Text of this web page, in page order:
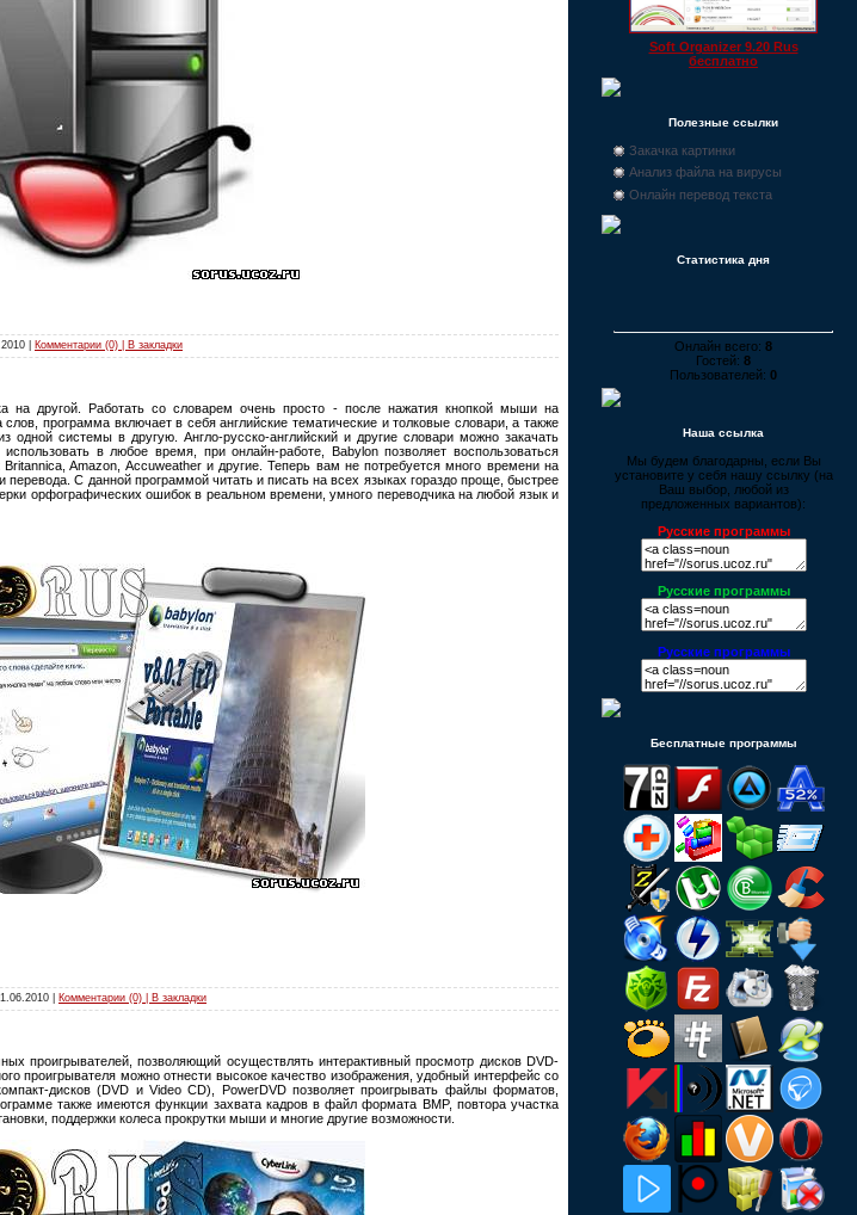
Комментарии (0) | В закладки
на другой. Работать со словарем очень просто - после нажатия кнопкой мыши на
программа включает в себя английские тематические и толковые словари, а также
системы в другую. Англо-русско-английский и другие словари можно закачать
в любое время, при онлайн-работе, Babylon позволяет воспользоваться
Amazon, Accuweather и другие. Теперь вам не потребуется много времени на
С данной программой читать и писать на всех языках гораздо проще, быстрее
орфографических ошибок в реальном времени, умного переводчика на любой язык и
Комментарии (0) | В закладки
проигрывателей, позволяющий осуществлять интерактивный просмотр дисков DVD-
проигрывателя можно отнести высокое качество изображения, удобный интерфейс со
дисков (DVD и Video CD), PowerDVD позволяет проигрывать файлы форматов,
также имеются функции захвата кадров в файл формата BMP, повтора участка
поддержки колеса прокрутки мыши и многие другие возможности.
Soft Organizer 9.20 Rus
бесплатно
Полезные ссылки
Закачка картинки
Анализ файла на вирусы
Онлайн перевод текста
Статистика дня
Онлайн всего: 8
Гостей: 8
Пользователей: 0
Наша ссылка
Мы будем благодарны, если Вы
установите у себя нашу ссылку (на
Ваш выбор, любой из
предложенных вариантов):
Русские программы
Русские программы
Русские программы
Бесплатные программы